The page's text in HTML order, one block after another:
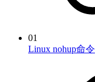
01
Linux nohup命令